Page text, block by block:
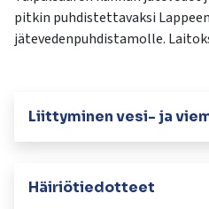
pitkin puhdistettavaksi
jätevedenpuhdistamolle.
Liittyminen vesi- ja
Häiriötiedotteet